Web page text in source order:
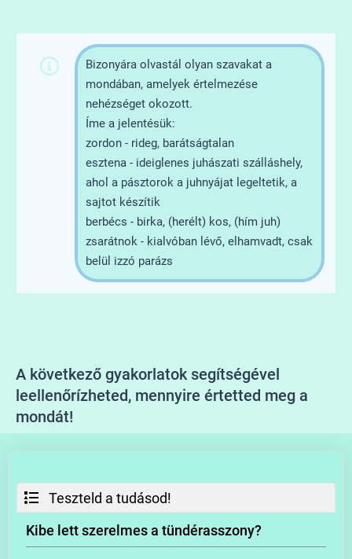
Bizonyára olvastál olyan szavakat a
mondában, amelyek értelmezése
nehézséget okozott.
Íme a jelentésük:
zordon - rideg, barátságtalan
esztena - ideiglenes juhászati szálláshely,
ahol a pásztorok a juhnyájat legeltetik, a
sajtot készítik
berbécs - birka, (herélt) kos, (hím juh)
zsarátnok - kialvóban lévő, elhamvadt, csak
belül izzó parázs
A következő gyakorlatok segítségével
leellenőrízheted, mennyire értetted meg a
mondát!
Teszteld a tudásod!
Kibe lett szerelmes a tündérasszony?